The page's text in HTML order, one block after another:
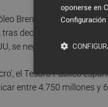
Brent, de referencia en
decrecer un 1%, en
se negociaba sobre los
el Tesoro Público
entre 4.750 millones y
oponerse en